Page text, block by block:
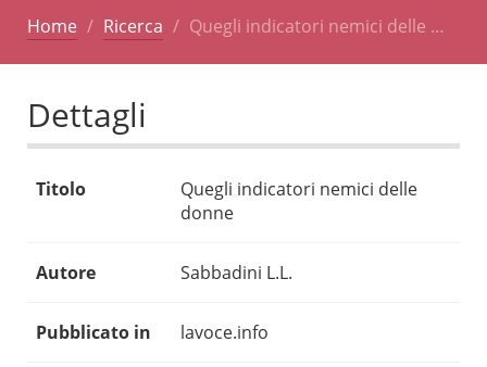
Home Ricerca Quegli indicatori nemici delle …
Dettagli
Titolo
Quegli indicatori nemici delle
donne
Autore Sabbadini L.L.
Pubblicato in lavoce.info